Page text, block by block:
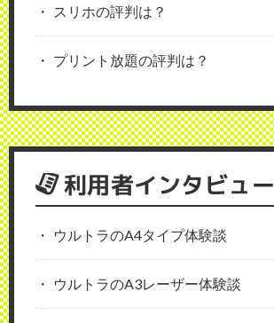
スリホの評判は？
プリント放題の評判は？
利用者インタビュー
ウルトラのA4タイプ体験談
ウルトラのA3レーザー体験談